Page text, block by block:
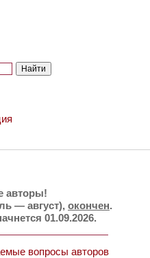
авторы!
— август), окончен.
01.09.2026.
вопросы авторов